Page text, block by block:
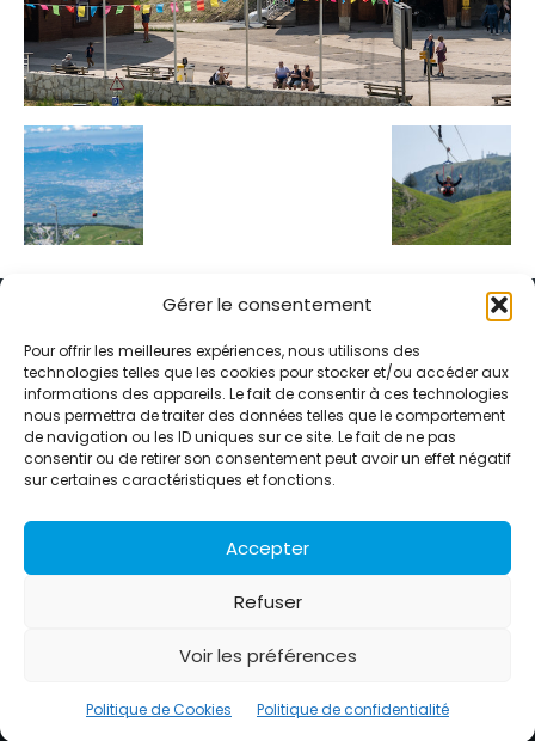
Gérer le consentement
Pour offrir les meilleures expériences, nous utilisons des
technologies telles que les cookies pour stocker et/ou accéder aux
informations des appareils. Le fait de consentir à ces technologies
nous permettra de traiter des données telles que le comportement
de navigation ou les ID uniques sur ce site. Le fait de ne pas
consentir ou de retirer son consentement peut avoir un effet négatif
sur certaines caractéristiques et fonctions.
Accepter
Refuser
Voir les préférences
Politique de Cookies Politique de confidentialité
Alternative Média est une agence de relations presse et de
relations publiques basée à Grenoble. Depuis 1995, elle conçoit et
pilote des stratégies de visibilité en France et à l’international
grâce à un réseau d’agences partenaires.
Contact International
Références
Politique de confidentialité
Politique de Cookies